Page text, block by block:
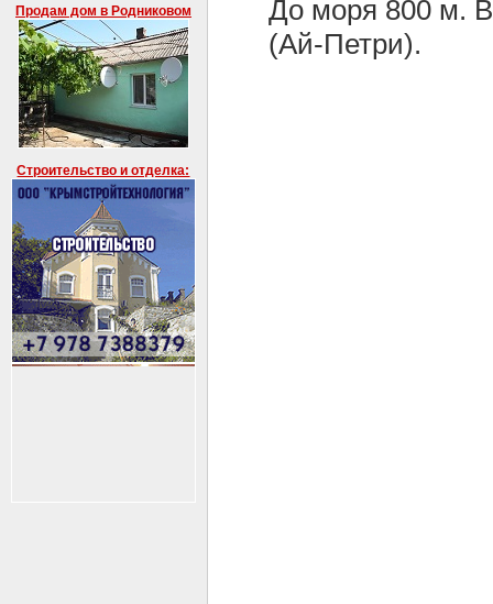
Продам дом в Родниковом
Строительство и отделка:
До моря 800 м.
(Ай-Петри).